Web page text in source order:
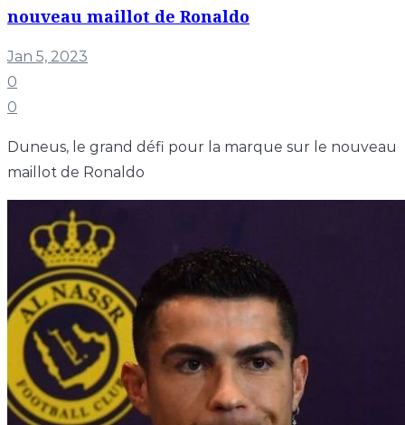
nouveau maillot de Ronaldo
Jan 5, 2023
0
0
Duneus, le grand défi pour la marque sur le nouveau
maillot de Ronaldo